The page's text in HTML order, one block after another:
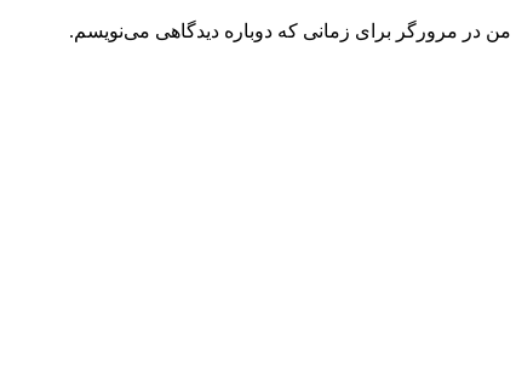
من در مرورگر برای زمانی که دوباره دیدگاهی می‌نویسم.